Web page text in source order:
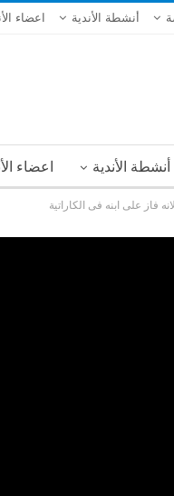
أنشطة الأندية اعضاء
أنشطة الأندية اعضاء
فاز على ابنه فى الكاراتية